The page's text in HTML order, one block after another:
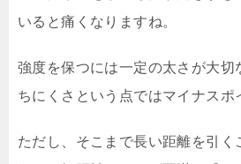
いると痛くなりますね。
強度を保つには一定の太さが大切
ちにくさという点ではマイナスポ
ただし、そこまで長い距離を引く